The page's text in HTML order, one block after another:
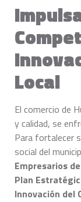
Local
El comercio de
y calidad, se
Para fortalecer
social del
Empresarios
Plan
Innovación del